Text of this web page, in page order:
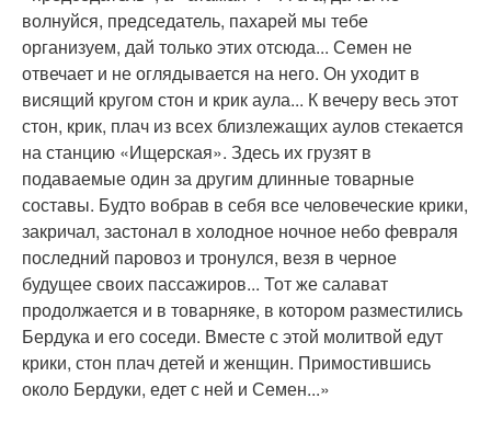
волнуйся, председатель, пахарей мы тебе
организуем, дай только этих отсюда... Семен не
отвечает и не оглядывается на него. Он уходит в
висящий кругом стон и крик аула... К вечеру весь этот
стон, крик, плач из всех близлежащих аулов стекается
на станцию «Ищерская». Здесь их грузят в
подаваемые один за другим длинные товарные
составы. Будто вобрав в себя все человеческие крики,
закричал, застонал в холодное ночное небо февраля
последний паровоз и тронулся, везя в черное
будущее своих пассажиров... Тот же салават
продолжается и в товарняке, в котором разместились
Бердука и его соседи. Вместе с этой молитвой едут
крики, стон плач детей и женщин. Примостившись
около Бердуки, едет с ней и Семен...»